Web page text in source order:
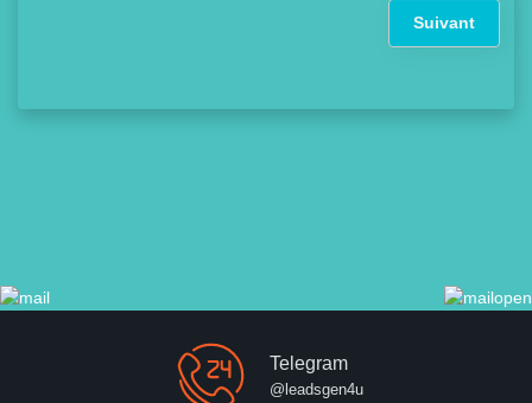
Suivant
Telegram
@leadsgen4u